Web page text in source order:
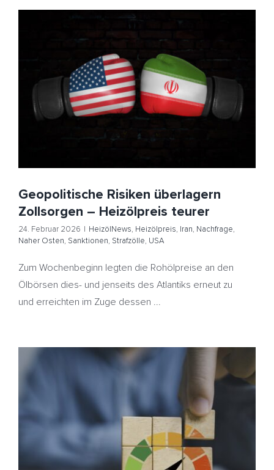
Geopolitische Risiken überlagern Zollsorgen –
Heizölpreis teurer
HeizölNews Heizölpreis Iran Nachfrage Naher Osten
Sanktionen
Strafzölle USA
Geopolitische Risiken überlagern
Zollsorgen – Heizölpreis teurer
24. Februar 2026 | HeizölNews, Heizölpreis, Iran, Nachfrage,
Naher Osten, Sanktionen, Strafzölle, USA
Zum Wochenbeginn legten die Rohölpreise an den
Ölbörsen dies- und jenseits des Atlantiks erneut zu
und erreichten im Zuge dessen ...
Geopolitische Risiken lassen Ölmarkt nicht los –
Heizölpreis etwas teurer
EU HeizölNews Iran Russland Sanktionen USA